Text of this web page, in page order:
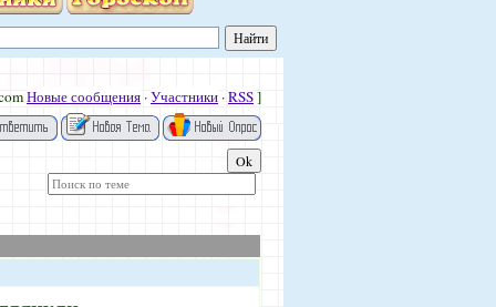
Новые сообщения ·Участники ·RSS]